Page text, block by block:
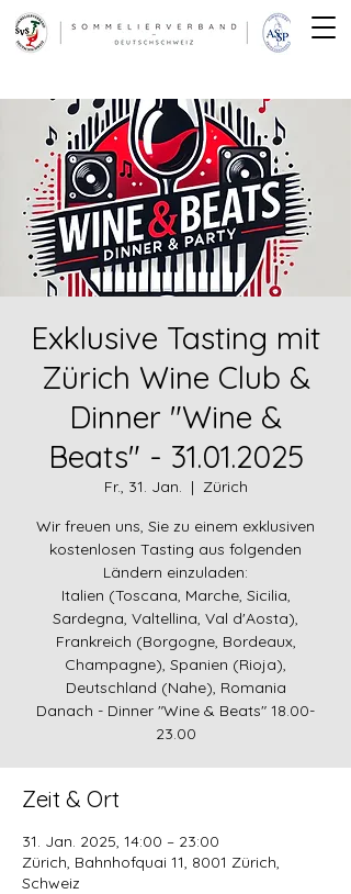
Exklusive Tasting mit
Zürich Wine Club &
Dinner "Wine &
Beats" - 31.01.2025
Fr., 31. Jan.
  |
Zürich
Wir freuen uns, Sie zu einem exklusiven
kostenlosen Tasting aus folgenden
Ländern einzuladen:
Italien (Toscana, Marche, Sicilia,
Sardegna, Valtellina, Val d'Aosta),
Frankreich (Borgogne, Bordeaux,
Champagne), Spanien (Rioja),
Deutschland (Nahe), Romania
Danach - Dinner "Wine & Beats" 18.00-
23.00
Zeit & Ort
31. Jan. 2025, 14:00 – 23:00
Zürich, Bahnhofquai 11, 8001 Zürich,
Schweiz